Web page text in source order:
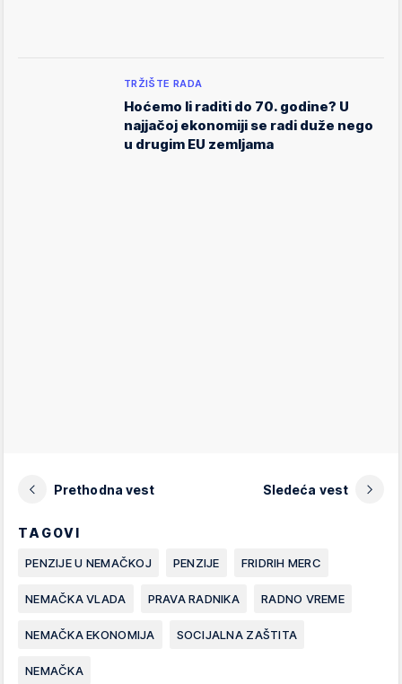
TRŽIŠTE RADA
Hoćemo li raditi do 70. godine? U
najjačoj ekonomiji se radi duže nego
u drugim EU zemljama
Prethodna vest Sledeća vest
TAGOVI
PENZIJE U NEMAČKOJ PENZIJE FRIDRIH MERC
NEMAČKA VLADA PRAVA RADNIKA RADNO VREME
NEMAČKA EKONOMIJA SOCIJALNA ZAŠTITA
NEMAČKA